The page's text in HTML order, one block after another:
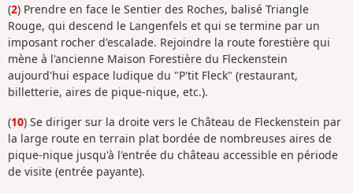
(2) Prendre en face le Sentier des Roches, balisé Triangle
Rouge, qui descend le Langenfels et qui se termine par un
imposant rocher d'escalade. Rejoindre la route forestière qui
mène à l'ancienne Maison Forestière du Fleckenstein
aujourd'hui espace ludique du "P'tit Fleck" (restaurant,
billetterie, aires de pique-nique, etc.).
(10) Se diriger sur la droite vers le Château de Fleckenstein par
la large route en terrain plat bordée de nombreuses aires de
pique-nique jusqu'à l'entrée du château accessible en période
de visite (entrée payante).